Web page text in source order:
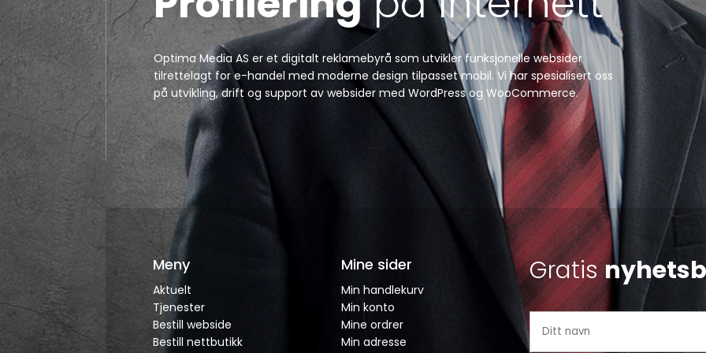
Optima Media AS er et digitalt reklamebyrå som utvikler funksjonelle websider
tilrettelagt for e-handel med moderne design tilpasset mobil. Vi har spesialisert oss
på utvikling, drift og support av websider med WordPress og WooCommerce.
Meny
Aktuelt
Tjenester
Bestill webside
Bestill nettbutikk
Mine sider
Min handlekurv
Min konto
Mine ordrer
Min adresse
Gratis